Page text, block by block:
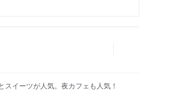
スイーツが人気。夜カフェも人気！